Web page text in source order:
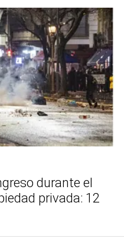
durante el
privada: 12